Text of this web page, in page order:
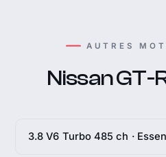
AUTRES
Nissan GT-
3.8 V6 Turbo 485 ch ·